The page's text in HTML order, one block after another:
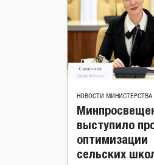
НОВОСТИ МИНИСТЕРСТВА
выступило
оптимизации
сельских